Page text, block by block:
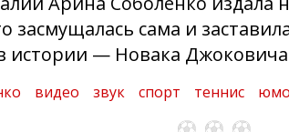
засмущалась сама и
истории — Новака
видео звук спорт теннис